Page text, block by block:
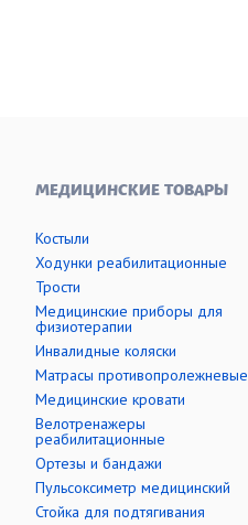
МЕДИЦИНСКИЕ ТОВАРЫ
Костыли
Ходунки реабилитационные
Трости
Медицинские приборы для
физиотерапии
Инвалидные коляски
Матрасы противопролежневые
Медицинские кровати
Велотренажеры
реабилитационные
Ортезы и бандажи
Пульсоксиметр медицинский
Стойка для подтягивания